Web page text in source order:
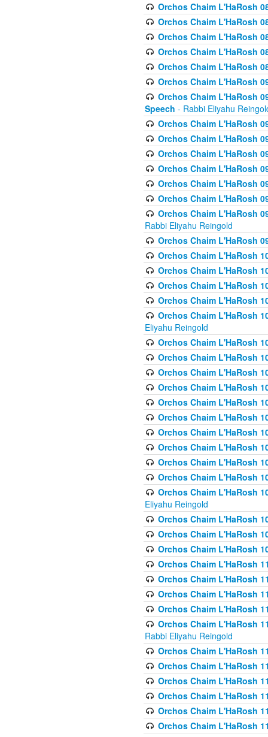
Orchos Chaim L'HaRosh
Orchos Chaim L'HaRosh
Orchos Chaim L'HaRosh
Orchos Chaim L'HaRosh
Orchos Chaim L'HaRosh
Orchos Chaim L'HaRosh
Orchos Chaim L'HaRosh
Speech - Rabbi Eliyahu
Orchos Chaim L'HaRosh
Orchos Chaim L'HaRosh
Orchos Chaim L'HaRosh
Orchos Chaim L'HaRosh
Orchos Chaim L'HaRosh
Orchos Chaim L'HaRosh
Orchos Chaim L'HaRosh
Rabbi Eliyahu Reingold
Orchos Chaim L'HaRosh
Orchos Chaim L'HaRosh
Orchos Chaim L'HaRosh
Orchos Chaim L'HaRosh
Orchos Chaim L'HaRosh
Orchos Chaim L'HaRosh
Eliyahu Reingold
Orchos Chaim L'HaRosh
Orchos Chaim L'HaRosh
Orchos Chaim L'HaRosh
Orchos Chaim L'HaRosh
Orchos Chaim L'HaRosh
Orchos Chaim L'HaRosh
Orchos Chaim L'HaRosh
Orchos Chaim L'HaRosh
Orchos Chaim L'HaRosh
Orchos Chaim L'HaRosh
Orchos Chaim L'HaRosh
Eliyahu Reingold
Orchos Chaim L'HaRosh
Orchos Chaim L'HaRosh
Orchos Chaim L'HaRosh
Orchos Chaim L'HaRosh
Orchos Chaim L'HaRosh
Orchos Chaim L'HaRosh
Orchos Chaim L'HaRosh
Orchos Chaim L'HaRosh
Rabbi Eliyahu Reingold
Orchos Chaim L'HaRosh
Orchos Chaim L'HaRosh
Orchos Chaim L'HaRosh
Orchos Chaim L'HaRosh
Orchos Chaim L'HaRosh
Orchos Chaim L'HaRosh